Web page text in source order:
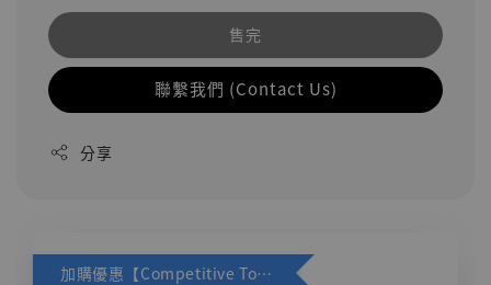
售完
聯繫我們 (Contact Us)
分享
加購優惠【Competitive Toys 梅西 [CM001]】